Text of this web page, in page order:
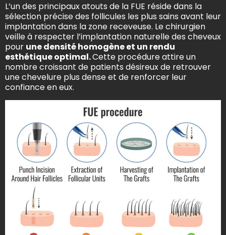
L’un des principaux atouts de la FUE réside dans la
sélection précise des follicules les plus sains avant leur
implantation dans la zone receveuse. Le chirurgien
veille à respecter l’implantation naturelle des cheveux
pour une densité homogène et un rendu
esthétique optimal.Cette procédure attire un
nombre croissant de patients désireux de retrouver
une chevelure plus dense et de renforcer leur
confiance en eux.